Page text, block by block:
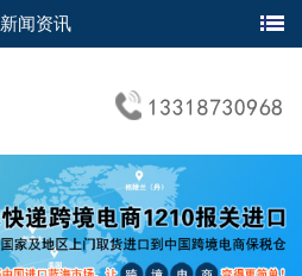
新闻资讯